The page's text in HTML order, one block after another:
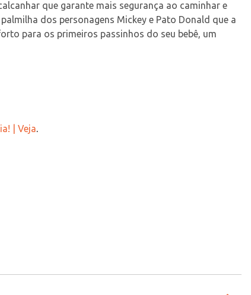
que garante mais segurança ao caminhar e
dos personagens Mickey e Pato Donald que a
para os primeiros passinhos do seu bebê, um
| Veja.